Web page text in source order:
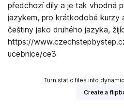
předchozí díly a je tak vhodná
jazykem, pro krátkodobé kurzy
češtiny jako druhého jazyka,
https://
ucebnice/ce3
Turn static files into
Create a